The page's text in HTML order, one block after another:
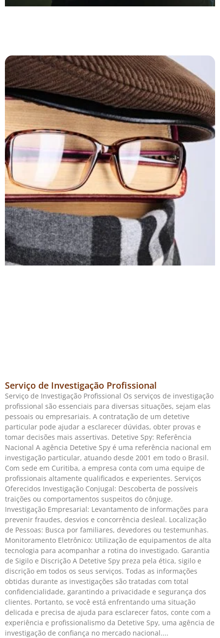
Serviço de Investigação Profissional
Serviço de Investigação Profissional Os serviços de investigação
profissional são essenciais para diversas situações, sejam elas
pessoais ou empresariais. A contratação de um detetive
particular pode ajudar a esclarecer dúvidas, obter provas e
tomar decisões mais assertivas. Detetive Spy: Referência
Nacional A agência Detetive Spy é uma referência nacional em
investigação particular, atuando desde 2001 em todo o Brasil.
Com sede em Curitiba, a empresa conta com uma equipe de
profissionais altamente qualificados e experientes. Serviços
Oferecidos Investigação Conjugal: Descoberta de possíveis
traições ou comportamentos suspeitos do cônjuge.
Investigação Empresarial: Levantamento de informações para
prevenir fraudes, desvios e concorrência desleal. Localização
de Pessoas: Busca por familiares, devedores ou testemunhas.
Monitoramento Eletrônico: Utilização de equipamentos de alta
tecnologia para acompanhar a rotina do investigado. Garantia
de Sigilo e Discrição A Detetive Spy preza pela ética, sigilo e
discrição em todos os seus serviços. Todas as informações
obtidas durante as investigações são tratadas com total
confidencialidade, garantindo a privacidade e segurança dos
clientes. Portanto, se você está enfrentando uma situação
delicada e precisa de ajuda para esclarecer fatos, conte com a
experiência e profissionalismo da Detetive Spy, uma agência de
investigação de confiança no mercado nacional.